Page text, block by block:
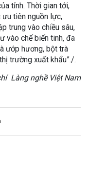
tỉnh. Thời gian tới,
tiên nguồn lực,
trung vào chiều sâu,
vào chế biến tinh, đa
ướp hương, bột trà
trường xuất khẩu”./.
Làng nghề Việt Nam